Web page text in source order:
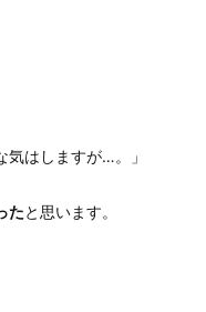
気はしますが…。」
たと思います。